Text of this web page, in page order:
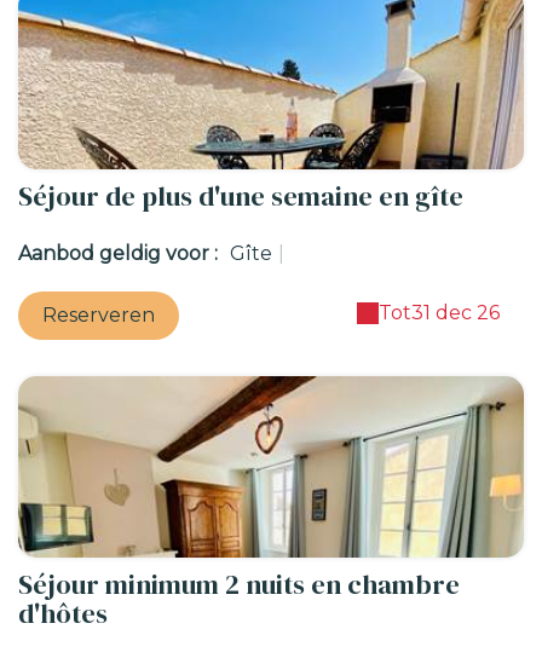
Séjour de plus d'une semaine en gîte
Aanbod geldig voor : Gîte
Reserveren Tot31 dec 26
Séjour minimum 2 nuits en chambre
d'hôtes